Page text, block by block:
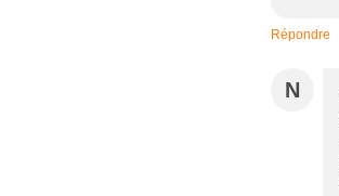
Répondre
N